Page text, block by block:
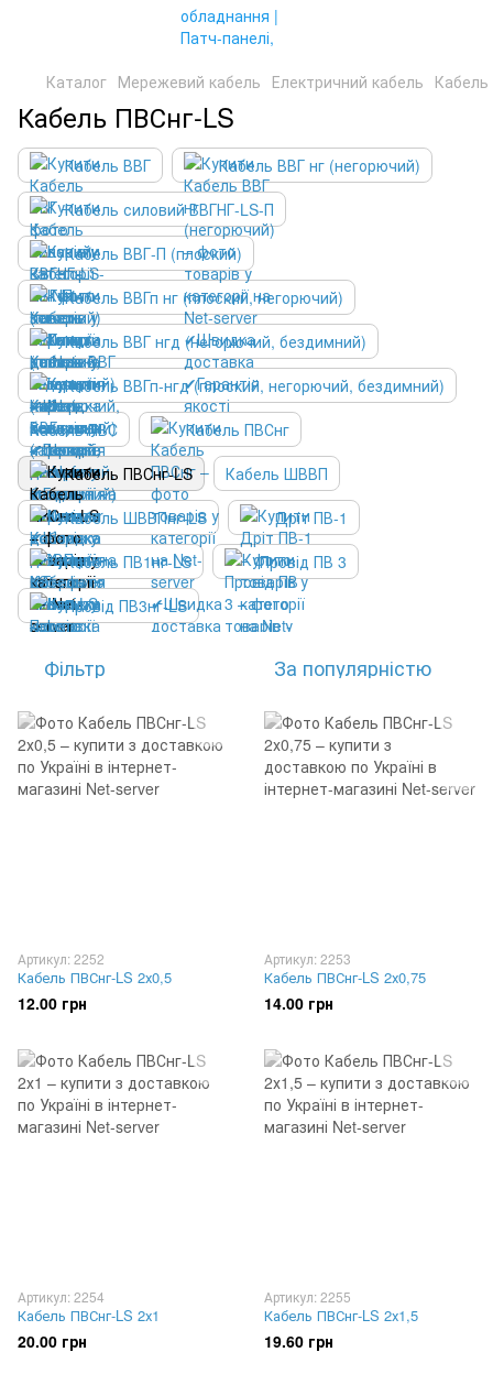
Каталог Мережевий кабель Електричний кабель
Кабель ПВСнг-LS
Кабель ВВГ
Кабель ВВГ нг (негорючий)
Кабель силовий ВВГНГ-LS-П
Кабель ВВГ-П (плоский)
Кабель ВВГп нг (плоский, негорючий)
Кабель ВВГ нгд (негорючий, бездимний)
Кабель ВВГп-нгд (плоский, негорючий, бездимний)
Кабель ПВС
Кабель ПВСнг
Кабель ПВСнг-LS
Кабель ШВВП
Кабель ШВВПнг-LS
Дріт ПВ-1
Кабель ПВ1нг-LS
Провід ПВ 3
Провід ПВ3нг-LS
Фільтр За популярністю
Артикул: 2252
Кабель ПВСнг-LS 2х0,5
12.00 грн
Артикул: 2253
Кабель ПВСнг-LS 2х0,75
14.00 грн
Артикул: 2254
Кабель ПВСнг-LS 2х1
20.00 грн
Артикул: 2255
Кабель ПВСнг-LS 2х1,5
19.60 грн